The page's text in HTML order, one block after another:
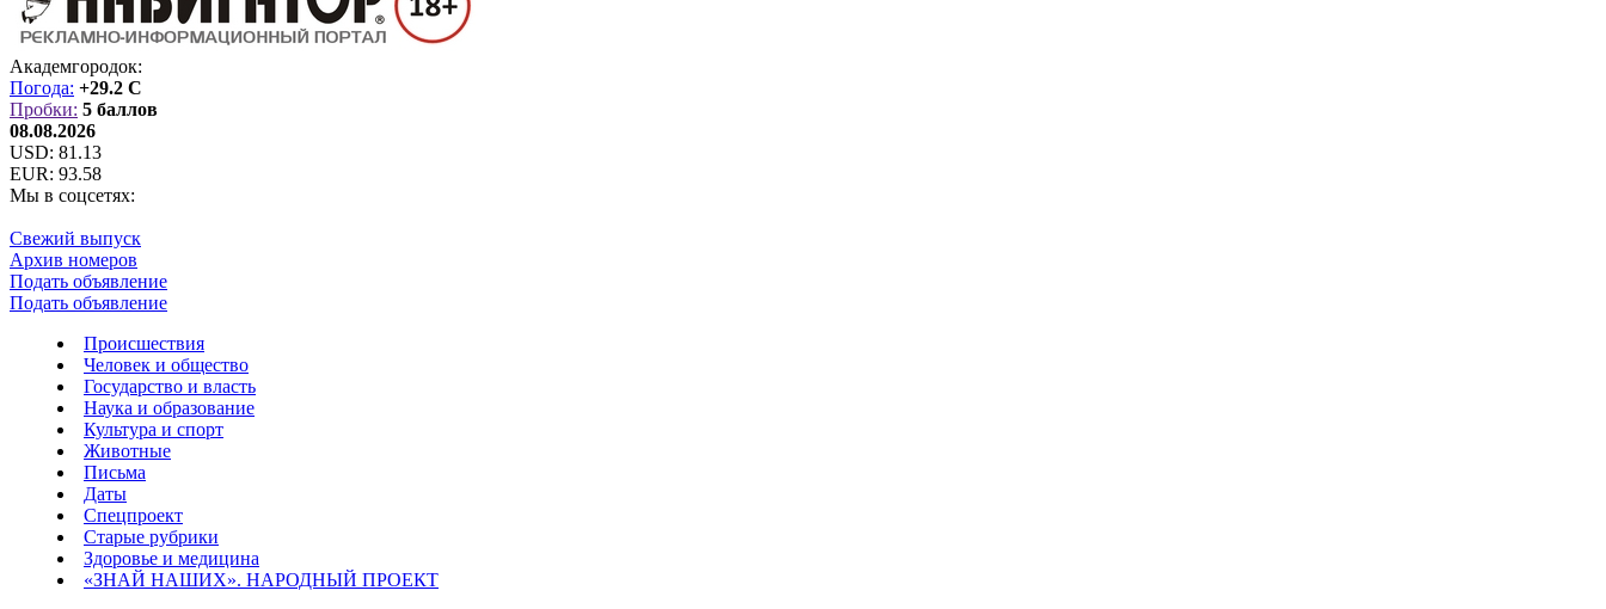
Академгородок:
Погода: +29.2 C
Пробки: 5 баллов
08.08.2026
USD: 81.13
EUR: 93.58
Мы в соцсетях:
Свежий выпуск
Архив номеров
Подать объявление
Подать объявление
Происшествия
Человек и общество
Государство и власть
Наука и образование
Культура и спорт
Животные
Письма
Даты
Спецпроект
Старые рубрики
Здоровье и медицина
«ЗНАЙ НАШИХ». НАРОДНЫЙ ПРОЕКТ